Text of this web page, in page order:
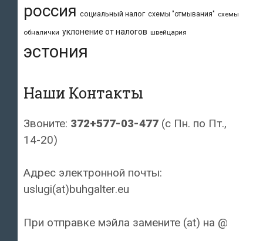
россия социальный налог схемы "отмывания" схемы
обналички уклонение от налогов швейцария
эстония
Наши Контакты
Звоните: 372+577-03-477 (с Пн. по Пт.,
14-20)
Адрес электронной почты:
uslugi(at)buhgalter.eu
При отправке мэйла замените (at) на @